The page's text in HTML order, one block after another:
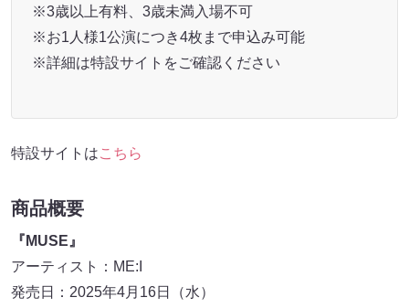
※3歳以上有料、3歳未満入場不可
※お1人様1公演につき4枚まで申込み可能
※詳細は特設サイトをご確認ください
特設サイトはこちら
商品概要
『MUSE』
アーティスト：ME:I
発売日：2025年4月16日（水）